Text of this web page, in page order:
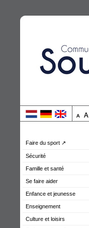
Faire du sport ↗
Sécurité
Famille et santé
Se faire aider
Enfance et jeunesse
Enseignement
Culture et loisirs